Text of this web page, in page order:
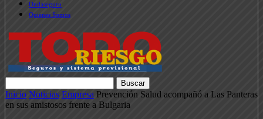
Ondaseguro
Quienes Somos
Inicio Noticias Empresa Prevención Salud acompañó a Las Panteras
en sus amistosos frente a Bulgaria